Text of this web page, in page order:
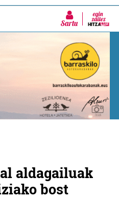
Sartu
aldagailuak
bost